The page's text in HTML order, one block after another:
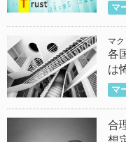
マ
マ
各
は
マ
合